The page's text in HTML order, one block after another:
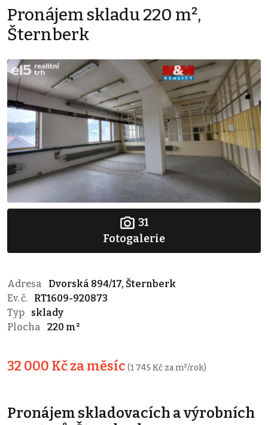
Pronájem skladu 220 m²,
Šternberk
31
Fotogalerie
Adresa
Dvorská 894/17, Šternberk
Ev. č.
RT1609-920873
Typ
sklady
Plocha
220 m²
32 000 Kč za měsíc (1 745 Kč za m²/rok)
Pronájem skladovacích a výrobních